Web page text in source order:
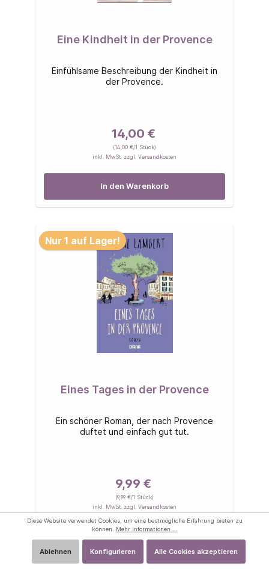
Eine Kindheit in der Provence
Einfühlsame Beschreibung der Kindheit in
der Provence.
14,00 €
(14,00 €/1 Stück)
inkl. MwSt. zzgl. Versandkosten
In den Warenkorb
Nur 1 auf Lager!
Eines Tages in der Provence
Ein schöner Roman, der nach Provence
duftet und einfach gut tut.
9,99 €
(9,99 €/1 Stück)
inkl. MwSt. zzgl. Versandkosten
Diese Website verwendet Cookies, um eine bestmögliche Erfahrung bieten zu
können. Mehr Informationen ...
Ablehnen Konfigurieren Alle Cookies akzeptieren